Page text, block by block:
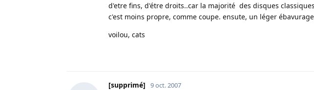
d'etre fins, d'étre droits..car la majorité des disques
c'est moins propre, comme coupe. ensute, un léger
voilou, cats
[supprimé] 9 oct. 2007